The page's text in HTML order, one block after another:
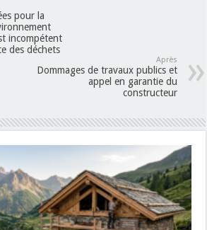
pour la
incompétent
des déchets
Après
Dommages de travaux publics et
appel en garantie du
constructeur